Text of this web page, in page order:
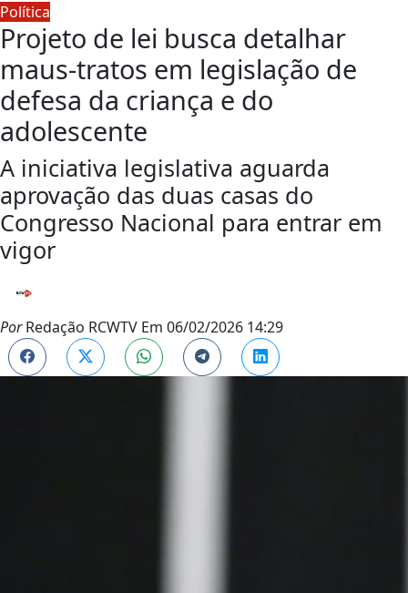
Política
Projeto de lei busca detalhar
maus-tratos em legislação de
defesa da criança e do
adolescente
A iniciativa legislativa aguarda
aprovação das duas casas do
Congresso Nacional para entrar em
vigor
PorRedação RCWTV Em 06/02/2026 14:29